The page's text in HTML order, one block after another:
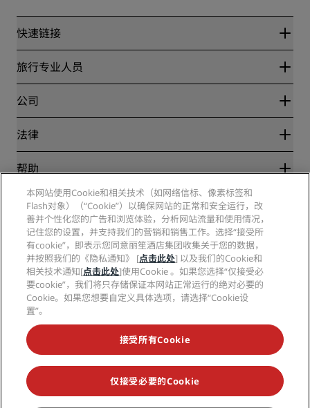
快速链接
丽赏会
Blog
目的地
丽笙酒店集团APP
体育认证酒店
家庭友好型酒店
健康与安全
旅行专业人员
合作伙伴
公司
丽笙酒店集团
工作机会 RHG
工作机会 PPHE
工作机会 EHL
The Club by RHG
发展机会
责任经营
采购
法律
隐私中心
丽赏会条款和条件
网站使用协议
数字无障碍
现代奴隶制声明
帮助
消费者警示
联系方式
常见问题
网站地图
社交媒体
丽笙酒店集团品牌
不再错失我们最受欢迎的酒店优惠
本网站使用Cookie和相关技术（如网络信标、像素标签和
Flash对象）（“Cookie”）以确保网站的正常和安全运行，改
善并个性化您的广告和浏览体验，分析网站流量和使用情况，
记住您的设置，并支持我们的营销和销售工作。选择“接受所
有cookie”，即表示您同意丽笙酒店集团收集关于您的数据，
并按照我们的《隐私通知》 [点击此处] 以及我们的Cookie和
相关技术通知[点击此处]使用Cookie 。如果您选择“仅接受必
要cookie”，我们将只存储保证本网站正常运行的绝对必要的
Cookie。如果您想要自定义具体选项，请选择“Cookie设
置”。
接受所有Cookie
仅接受必要的Cookie